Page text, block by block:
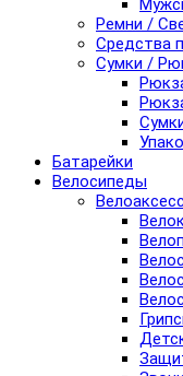
Ремни /
Средства
Сумки /
Батарейки
Велосипеды